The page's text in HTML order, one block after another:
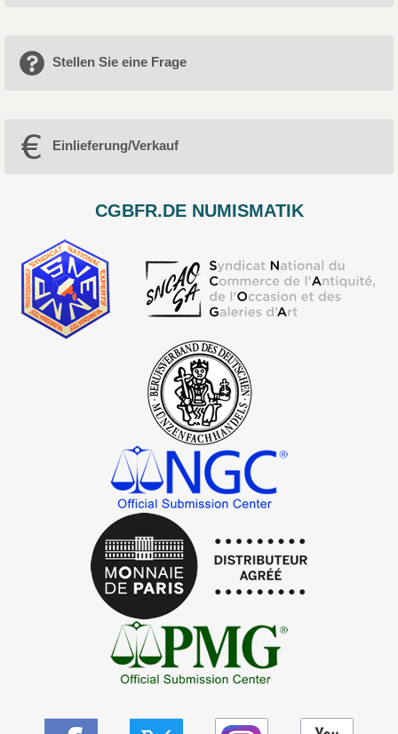
Stellen Sie eine Frage
Einlieferung/Verkauf
CGBFR.DE NUMISMATIK